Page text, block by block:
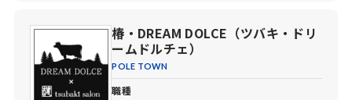
椿・DREAM DOLCE（ツバキ・ドリ
ームドルチェ）
POLE TOWN
職種